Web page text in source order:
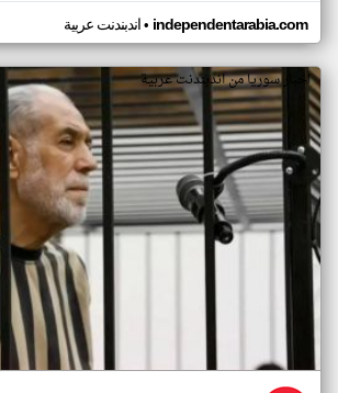
اندبندنت عربية• independentarabia.com
اخبار سوريا من اندبندنت عربية